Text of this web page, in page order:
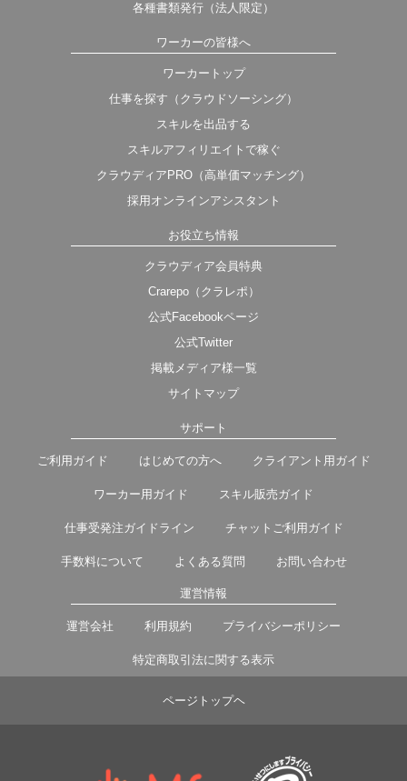
各種書類発行（法人限定）
ワーカーの皆様へ
ワーカートップ
仕事を探す（クラウドソーシング）
スキルを出品する
スキルアフィリエイトで稼ぐ
クラウディアPRO（高単価マッチング）
採用オンラインアシスタント
お役立ち情報
クラウディア会員特典
Crarepo（クラレポ）
公式Facebookページ
公式Twitter
掲載メディア様一覧
サイトマップ
サポート
ご利用ガイド はじめての方へ クライアント用ガイド
ワーカー用ガイド スキル販売ガイド
仕事受発注ガイドライン チャットご利用ガイド
手数料について よくある質問 お問い合わせ
運営情報
運営会社 利用規約 プライバシーポリシー
特定商取引法に関する表示
ページトップヘ